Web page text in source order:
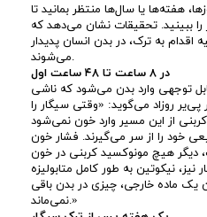
هفته‌ها یا سال‌ها منتظر بمانید تا
را ببینید. تحقیقات نشان می‌دهد که
اقدام به ترک، در بدن انسان پدیدار
می‌شوند.
در ۸ ساعت تا ۴۸ ساعت اول
توجهی وارد بدن می‌شود که ناشی
روزاد می‌گوید: «وقتی سیگار را
از این مسیر وارد خون نمی‌شود
خود را از سر می‌گیرند. فشار خون
و در عرض ۲۴ ساعت، دیگر هیچ مونوکسید کربنی در خون
نیکوتین به طور کامل متابولیزه
یک ماده خارجی، چیزی در بدن باقی
نمی‌ماند.»